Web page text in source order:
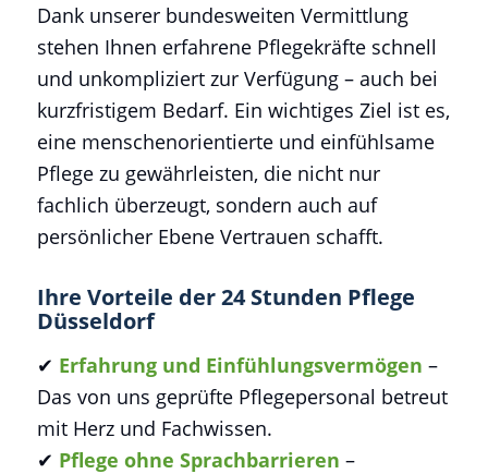
Dank unserer bundesweiten Vermittlung
stehen Ihnen erfahrene Pflegekräfte schnell
und unkompliziert zur Verfügung – auch bei
kurzfristigem Bedarf. Ein wichtiges Ziel ist es,
eine menschenorientierte und einfühlsame
Pflege zu gewährleisten, die nicht nur
fachlich überzeugt, sondern auch auf
persönlicher Ebene Vertrauen schafft.
Ihre Vorteile der 24 Stunden Pflege
Düsseldorf
✔ Erfahrung und Einfühlungsvermögen –
Das von uns geprüfte Pflegepersonal betreut
mit Herz und Fachwissen.
✔ Pflege ohne Sprachbarrieren –